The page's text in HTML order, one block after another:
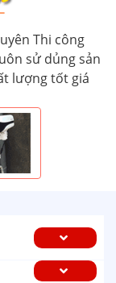
Thi công
sử dủng sản
lượng tốt giá